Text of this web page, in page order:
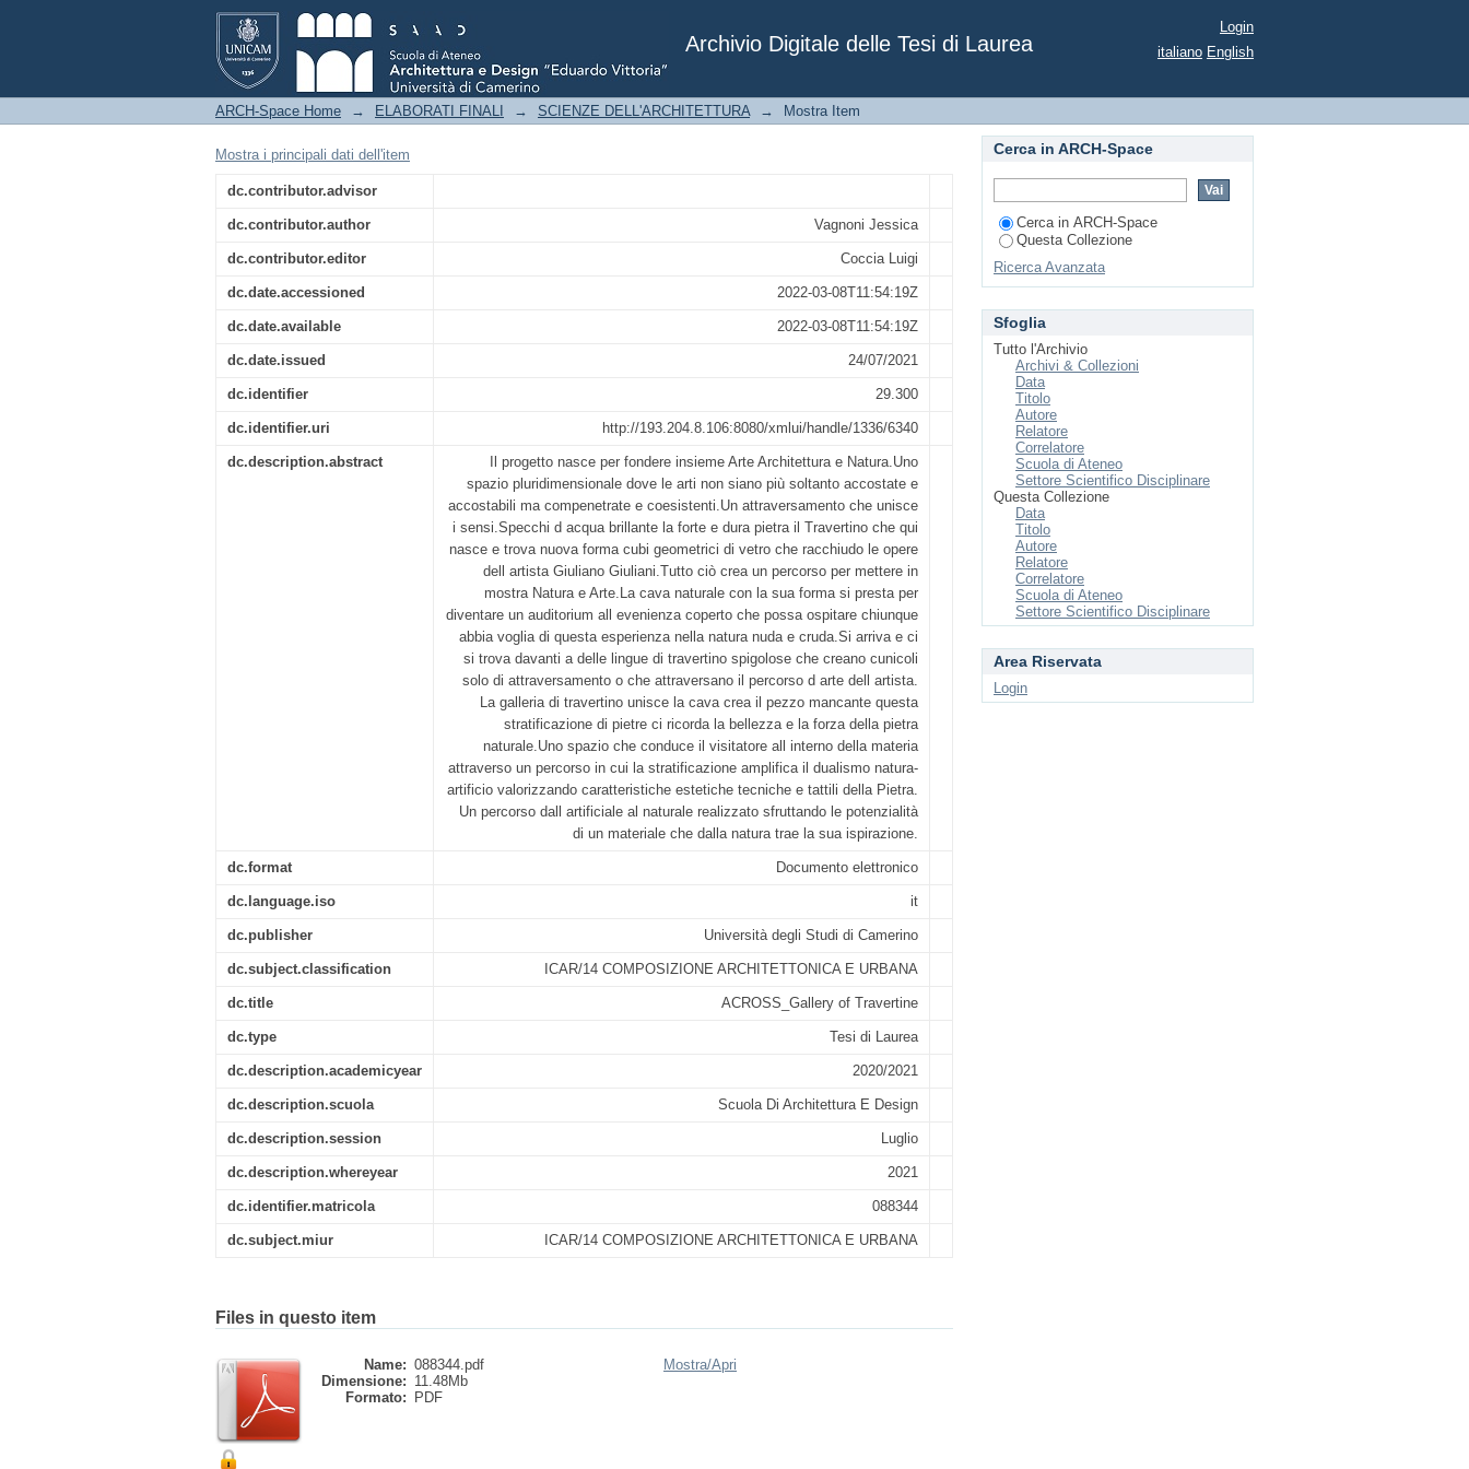
Archivio Digitale delle Tesi di Laurea
ACROSS_Gallery of Travertine
Login
italiano English
ARCH-Space Home → ELABORATI FINALI → SCIENZE DELL'ARCHITETTURA → Mostra Item
Mostra i principali dati dell'item
dc.contributor.advisor
dc.contributor.author Vagnoni Jessica
dc.contributor.editor Coccia Luigi
dc.date.accessioned 2022-03-08T11:54:19Z
dc.date.available 2022-03-08T11:54:19Z
dc.date.issued 24/07/2021
dc.identifier 29.300
dc.identifier.uri http://193.204.8.106:8080/xmlui/handle/1336/6340
dc.description.abstract
Il progetto nasce per fondere insieme Arte Architettura e Natura.Uno
spazio pluridimensionale dove le arti non siano più soltanto accostate e
accostabili ma compenetrate e coesistenti.Un attraversamento che unisce
i sensi.Specchi d acqua brillante la forte e dura pietra il Travertino che qui
nasce e trova nuova forma cubi geometrici di vetro che racchiudo le opere
dell artista Giuliano Giuliani.Tutto ciò crea un percorso per mettere in
mostra Natura e Arte.La cava naturale con la sua forma si presta per
diventare un auditorium all evenienza coperto che possa ospitare chiunque
abbia voglia di questa esperienza nella natura nuda e cruda.Si arriva e ci
si trova davanti a delle lingue di travertino spigolose che creano cunicoli
solo di attraversamento o che attraversano il percorso d arte dell artista.
La galleria di travertino unisce la cava crea il pezzo mancante questa
stratificazione di pietre ci ricorda la bellezza e la forza della pietra
naturale.Uno spazio che conduce il visitatore all interno della materia
attraverso un percorso in cui la stratificazione amplifica il dualismo natura-
artificio valorizzando caratteristiche estetiche tecniche e tattili della Pietra.
Un percorso dall artificiale al naturale realizzato sfruttando le potenzialità
di un materiale che dalla natura trae la sua ispirazione.
dc.format Documento elettronico
dc.language.iso it
dc.publisher Università degli Studi di Camerino
dc.subject.classification ICAR/14 COMPOSIZIONE ARCHITETTONICA E URBANA
dc.title ACROSS_Gallery of Travertine
dc.type Tesi di Laurea
dc.description.academicyear 2020/2021
dc.description.scuola Scuola Di Architettura E Design
dc.description.session Luglio
dc.description.whereyear 2021
dc.identifier.matricola 088344
dc.subject.miur ICAR/14 COMPOSIZIONE ARCHITETTONICA E URBANA
Files in questo item
Name: 088344.pdf
Dimensione: 11.48Mb
Formato:
PDF
Mostra/Apri
Cerca in ARCH-Space
Cerca in ARCH-Space
Questa Collezione
Ricerca Avanzata
Sfoglia
Tutto l'Archivio
Archivi & Collezioni
Data
Titolo
Autore
Relatore
Correlatore
Scuola di Ateneo
Settore Scientifico Disciplinare
Questa Collezione
Data
Titolo
Autore
Relatore
Correlatore
Scuola di Ateneo
Settore Scientifico Disciplinare
Area Riservata
Login